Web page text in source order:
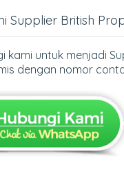
Supplier British
kami untuk menjadi
dengan nomor